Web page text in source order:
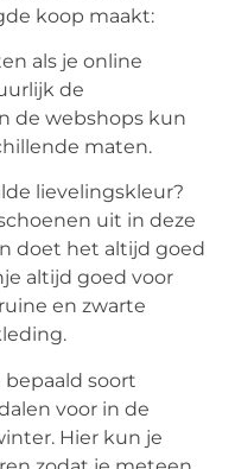
koop maakt:
als je online
de
de webshops kun
maten.
lievelingskleur?
uit in deze
doet het altijd goed
altijd goed voor
en zwarte
soort
voor in de
Hier kun je